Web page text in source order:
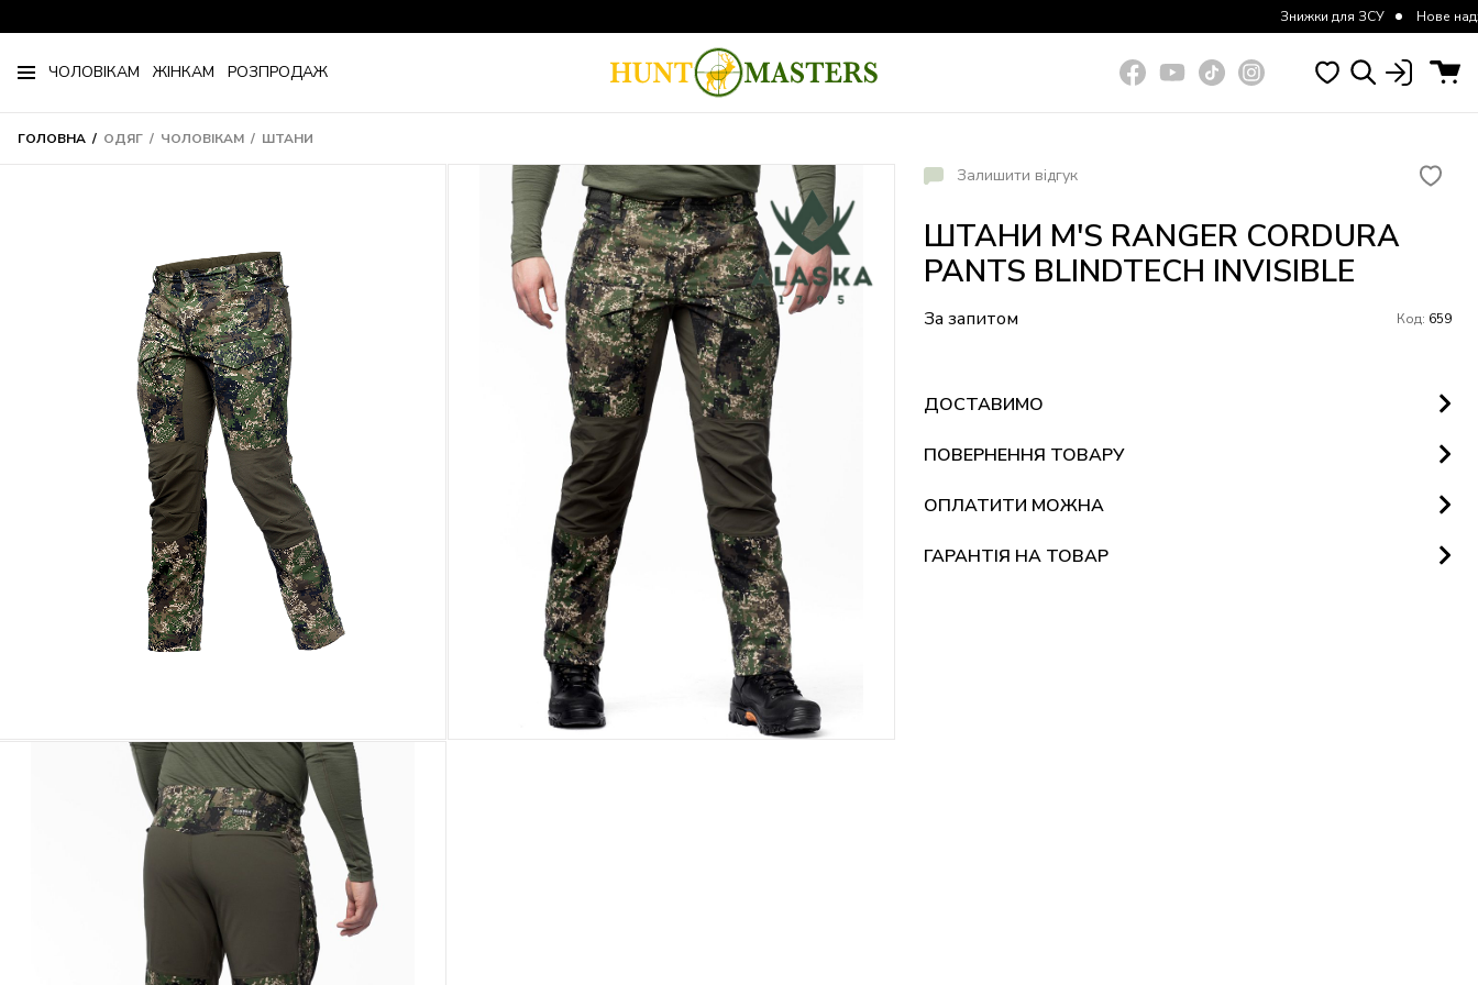
Знижки для ЗСУ Нове надходження
ЧОЛОВІКАМ ЖІНКАМ РОЗПРОДАЖ
ГОЛОВНА ОДЯГ ЧОЛОВІКАМ ШТАНИ
Залишити відгук
ШТАНИ M'S RANGER CORDURA
PANTS BLINDTECH INVISIBLE
За запитом Код: 659
ДОСТАВИМО
ПОВЕРНЕННЯ ТОВАРУ
ОПЛАТИТИ МОЖНА
ГАРАНТІЯ НА ТОВАР